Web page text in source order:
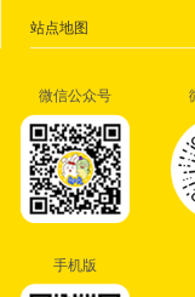
站点地图
微信公众号
手机版